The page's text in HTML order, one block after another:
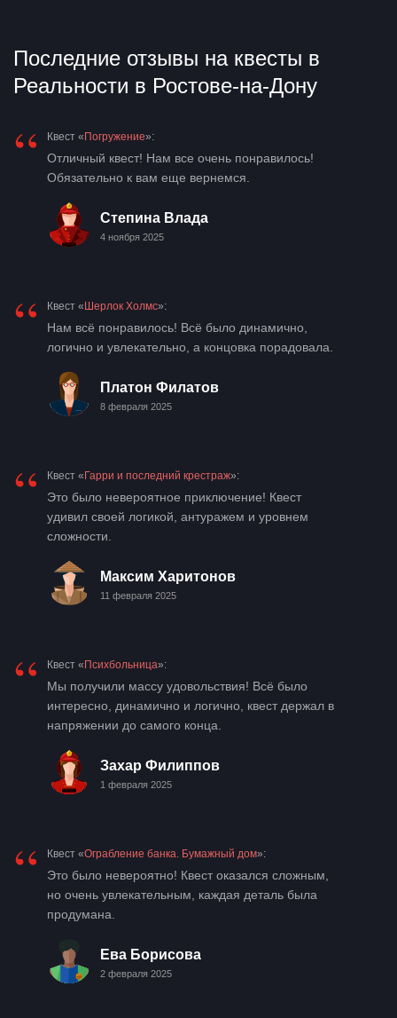
Последние отзывы на квесты в
Реальности в Ростове-на-Дону
“ Квест «Погружение»:
Отличный квест! Нам все очень понравилось!
Обязательно к вам еще вернемся.
Степина Влада
4 ноября 2025
“ Квест «Шерлок Холмс»:
Нам всё понравилось! Всё было динамично,
логично и увлекательно, а концовка порадовала.
Платон Филатов
8 февраля 2025
“ Квест «Гарри и последний крестраж»:
Это было невероятное приключение! Квест
удивил своей логикой, антуражем и уровнем
сложности.
Максим Харитонов
11 февраля 2025
“ Квест «Психбольница»:
Мы получили массу удовольствия! Всё было
интересно, динамично и логично, квест держал в
напряжении до самого конца.
Захар Филиппов
1 февраля 2025
“ Квест «Ограбление банка. Бумажный дом»:
Это было невероятно! Квест оказался сложным,
но очень увлекательным, каждая деталь была
продумана.
Ева Борисова
2 февраля 2025